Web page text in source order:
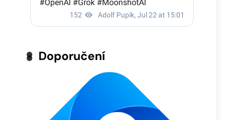
Doporučení